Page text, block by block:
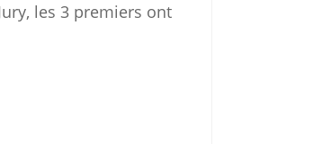
les 3 premiers ont